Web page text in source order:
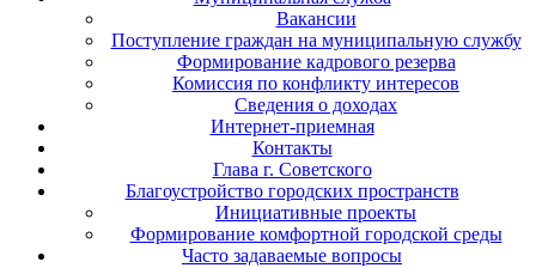
Вакансии
Поступление граждан на муниципальную службу
Формирование кадрового резерва
Комиссия по конфликту интересов
Сведения о доходах
Интернет-приемная
Контакты
Глава г. Советского
Благоустройство городских пространств
Инициативные проекты
Формирование комфортной городской среды
Часто задаваемые вопросы